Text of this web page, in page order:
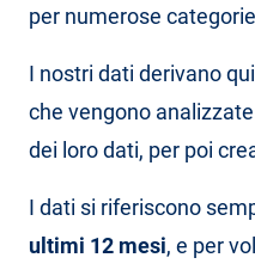
per numerose
I nostri dati derivano
che vengono
dei loro dati, per poi
I dati si riferiscono
ultimi 12 mesi, e per